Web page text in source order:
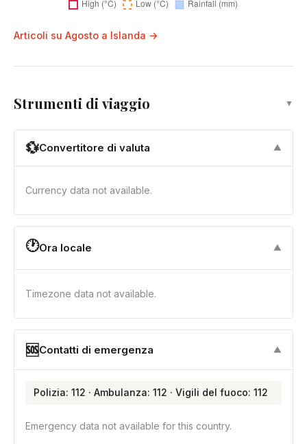
Articoli su Agosto a Islanda →
Strumenti di viaggio ▼
💱Convertitore di valuta ▼
Currency data not available.
🕐Ora locale ▼
Timezone data not available.
🆘Contatti di emergenza ▼
Polizia: 112 · Ambulanza: 112 · Vigili del fuoco: 112
Emergency data not available for this country.